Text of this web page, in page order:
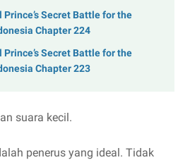
Secret Battle for the
Chapter 224
Secret Battle for the
Chapter 223
suara kecil.
penerus yang ideal. Tidak